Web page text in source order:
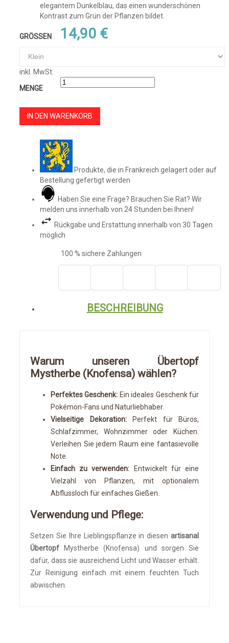
elegantem Dunkelblau, das einen wunderschönen
Kontrast zum Grün der Pflanzen bildet.
GRÖSSEN 14,90 €
inkl. MwSt.
MENGE
IN DEN WARENKORB
Produkte, die in Frankreich gelagert oder auf
Bestellung gefertigt werden
Haben Sie eine Frage? Brauchen Sie Rat? Wir
melden uns innerhalb von 24 Stunden bei Ihnen!
Rückgabe und Erstattung innerhalb von 30 Tagen
möglich
100 % sichere Zahlungen
BESCHREIBUNG
Warum unseren Übertopf
Mystherbe (Knofensa) wählen?
Perfektes Geschenk: Ein ideales Geschenk für
Pokémon-Fans und Naturliebhaber.
Vielseitige Dekoration:Perfekt für Büros,
Schlafzimmer, Wohnzimmer oder Küchen.
Verleihen Sie jedem Raum eine fantasievolle
Note.
Einfach zu verwenden: Entwickelt für eine
Vielzahl von Pflanzen, mit optionalem
Abflussloch für einfaches Gießen.
Verwendung und Pflege:
Setzen Sie Ihre Lieblingspflanze in diesen artisanal
Übertopf Mystherbe (Knofensa) und sorgen Sie
dafür, dass sie ausreichend Licht und Wasser erhält.
Zur Reinigung einfach mit einem feuchten Tuch
abwischen.